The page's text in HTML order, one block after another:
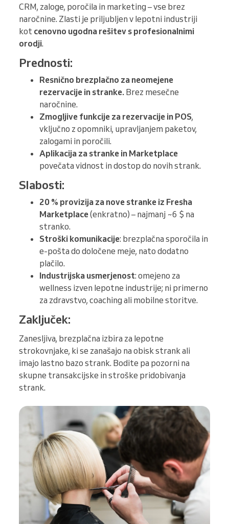
CRM, zaloge, poročila in marketing – vse brez
naročnine. Zlasti je priljubljen v lepotni industriji
kot cenovno ugodna rešitev s profesionalnimi
orodji.
Prednosti:
Resnično brezplačno za neomejene
rezervacije in stranke. Brez mesečne
naročnine.
Zmogljive funkcije za rezervacije in POS,
vključno z opomniki, upravljanjem paketov,
zalogami in poročili.
Aplikacija za stranke in Marketplace
povečata vidnost in dostop do novih strank.
Slabosti:
20 % provizija za nove stranke iz Fresha
Marketplace(enkratno) – najmanj ~6 $ na
stranko.
Stroški komunikacije: brezplačna sporočila in
e-pošta do določene meje, nato dodatno
plačilo.
Industrijska usmerjenost: omejeno za
wellness izven lepotne industrije; ni primerno
za zdravstvo, coaching ali mobilne storitve.
Zaključek:
Zanesljiva, brezplačna izbira za lepotne
strokovnjake, ki se zanašajo na obisk strank ali
imajo lastno bazo strank. Bodite pa pozorni na
skupne transakcijske in stroške pridobivanja
strank.